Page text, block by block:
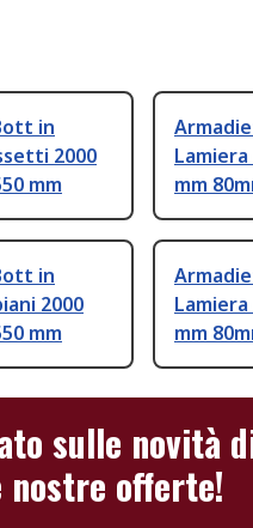
in
2000
mm
mm
in
2000
mm
mm
sulle novità
offerte!